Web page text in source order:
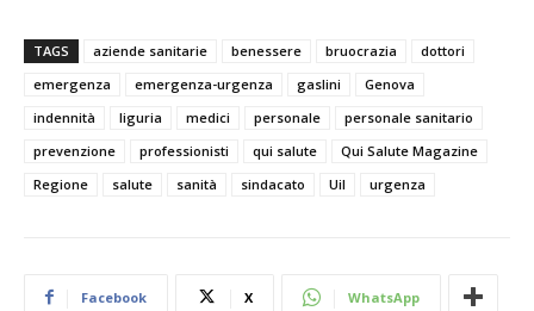
TAGS aziende sanitarie benessere bruocrazia
dottori
emergenza
emergenza-urgenza gaslini
Genova
indennità
liguria medici personale
personale sanitario
prevenzione
professionisti qui salute
Qui Salute Magazine
Regione
salute sanità sindacato Uil urgenza
Facebook X WhatsApp